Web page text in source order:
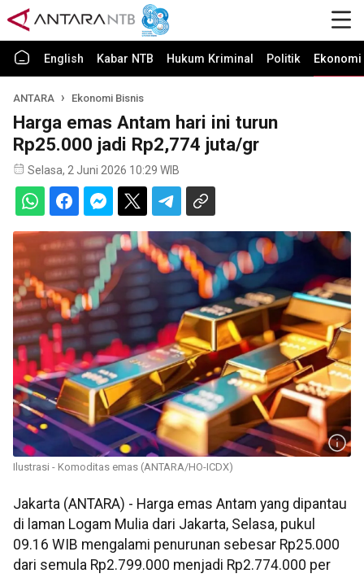
English Kabar NTB Hukum Kriminal Politik
ANTARA Ekonomi Bisnis
Harga emas Antam hari ini turun
Rp25.000 jadi Rp2,774 juta/gr
Selasa, 2 Juni 2026 10:29 WIB
Ilustrasi - Komoditas emas (ANTARA/HO-ICDX)
Jakarta (ANTARA) - Harga emas Antam yang dipantau
di laman Logam Mulia dari Jakarta, Selasa, pukul
09.16 WIB mengalami penurunan sebesar Rp25.000
dari semula Rp2.799.000 menjadi Rp2.774.000 per